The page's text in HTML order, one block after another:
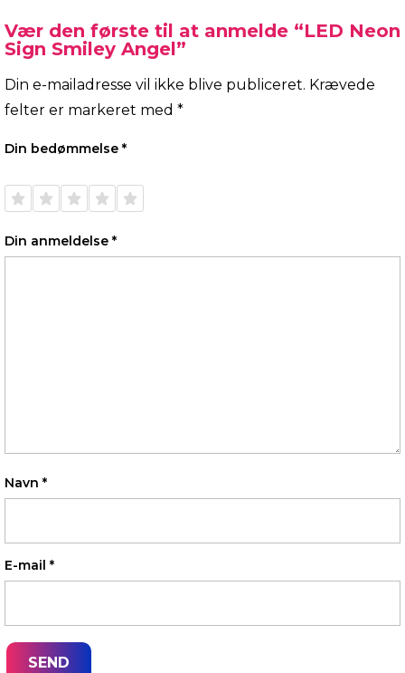
Vær den første til at anmelde “LED Neon
Sign Smiley Angel”
Din e-mailadresse vil ikke blive publiceret. Krævede
felter er markeret med *
Din bedømmelse *
Din anmeldelse *
Navn *
E-mail *